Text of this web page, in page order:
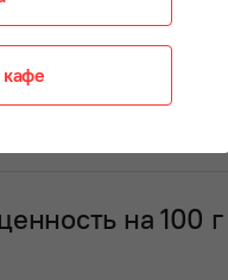
соль
не более 75%
на 100 г